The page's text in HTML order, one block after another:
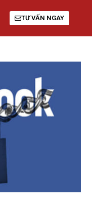
TƯ VẤN NGAY